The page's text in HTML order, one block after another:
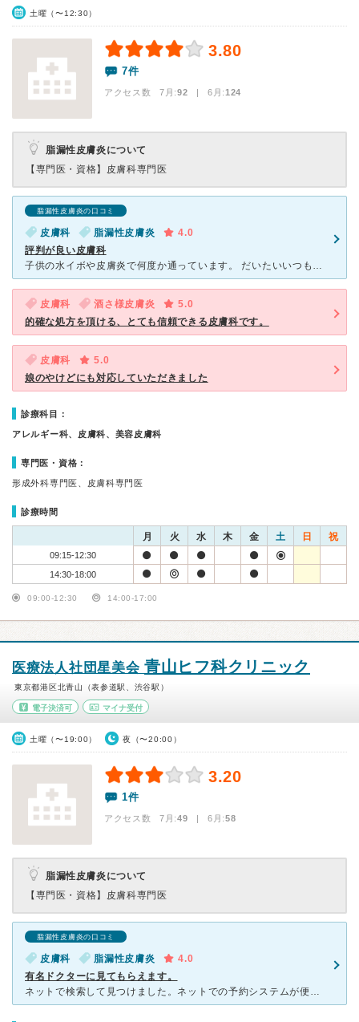
土曜（〜12:30）
3.80
7件
アクセス数 7月:92 | 6月:124
脂漏性皮膚炎について
【専門医・資格】 皮膚科専門医
脂漏性皮膚炎の口コミ
皮膚科 脂漏性皮膚炎
4.0
評判が良い皮膚科
子供の水イボや皮膚炎で何度か通っています。 だいたいいつも混み合っています。 それだけ評判が良いのでしょう。 全然関係ない病院に行った時、待合室にいた高齢の方が付き添いの人に「芝浦アイランドの女
皮膚科 酒さ様皮膚炎
5.0
的確な処方を頂ける、とても信頼できる皮膚科です。
皮膚科
5.0
娘のやけどにも対応していただきました
診療科目：
アレルギー科、皮膚科、美容皮膚科
専門医・資格：
形成外科専門医、皮膚科専門医
診療時間
月 火 水 木 金 土 日 祝
09:15-12:30
14:30-18:00
09:00-12:30 14:00-17:00
医療法人社団星美会 青山ヒフ科クリニック
東京都港区北青山（表参道駅、渋谷駅）
電子決済可 マイナ受付
土曜（〜19:00） 夜（〜20:00）
3.20
1件
アクセス数 7月:49 | 6月:58
脂漏性皮膚炎について
【専門医・資格】 皮膚科専門医
脂漏性皮膚炎の口コミ
皮膚科 脂漏性皮膚炎
4.0
有名ドクターに見てもらえます。
ネットで検索して見つけました。ネットでの予約システムが便利で、予約の変更も簡単でありがたいです。駅から近いですし、分かりやすい場所にあります。ドクターはDr.Kという化粧品の開発や著書もある有名ドクタ